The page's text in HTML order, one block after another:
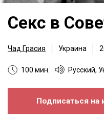
Секс в
Чад Грасия Украина
100 мин. Русский,
Подписаться на